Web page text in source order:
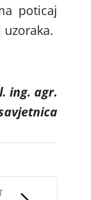
poticaj
ing. agr.